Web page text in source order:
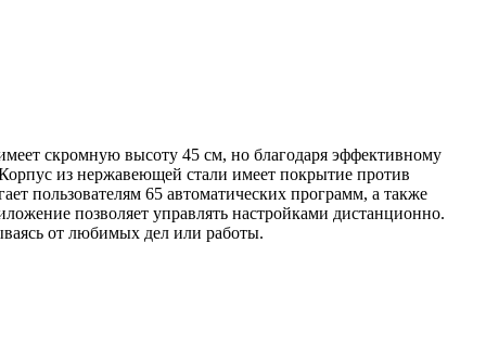
скромную высоту 45 см, но благодаря эффективному
из нержавеющей стали имеет покрытие против
пользователям 65 автоматических программ, а также
позволяет управлять настройками дистанционно.
от любимых дел или работы.